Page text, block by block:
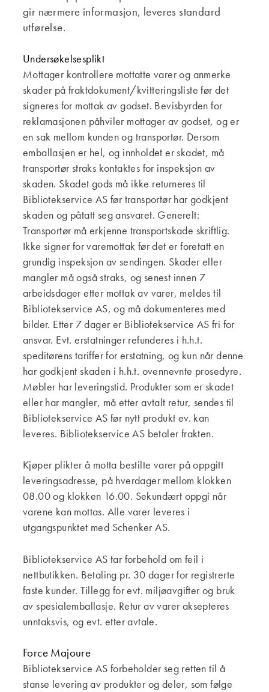
gir nærmere informasjon, leveres standard
utførelse.
Undersøkelsesplikt
Mottager kontrollere mottatte varer og anmerke
skader på fraktdokument/kvitteringsliste før det
signeres for mottak av godset. Bevisbyrden for
reklamasjonen påhviler mottager av godset, og er
en sak mellom kunden og transportør. Dersom
emballasjen er hel, og innholdet er skadet, må
transportør straks kontaktes for inspeksjon av
skaden. Skadet gods må ikke returneres til
Bibliotekservice AS før transportør har godkjent
skaden og påtatt seg ansvaret. Generelt:
Transportør må erkjenne transportskade skriftlig.
Ikke signer for varemottak før det er foretatt en
grundig inspeksjon av sendingen. Skader eller
mangler må også straks, og senest innen 7
arbeidsdager etter mottak av varer, meldes til
Bibliotekservice AS, og må dokumenteres med
bilder. Etter 7 dager er Bibliotekservice AS fri for
ansvar. Evt. erstatninger refunderes i h.h.t.
speditørens tariffer for erstatning, og kun når denne
har godkjent skaden i h.h.t. ovennevnte prosedyre.
Møbler har leveringstid. Produkter som er skadet
eller har mangler, må etter avtalt retur, sendes til
Bibliotekservice AS før nytt produkt ev. kan
leveres. Bibliotekservice AS betaler frakten.
Kjøper plikter å motta bestilte varer på oppgitt
leveringsadresse, på hverdager mellom klokken
08.00 og klokken 16.00. Sekundært oppgi når
varene kan mottas. Alle varer leveres i
utgangspunktet med Schenker AS.
Bibliotekservice AS tar forbehold om feil i
nettbutikken. Betaling pr. 30 dager for registrerte
faste kunder. Tillegg for evt. miljøavgifter og bruk
av spesialemballasje. Retur av varer aksepteres
unntaksvis, og evt. etter avtale.
Force Majoure
Bibliotekservice AS forbeholder seg retten til å
stanse levering av produkter og deler, som følge